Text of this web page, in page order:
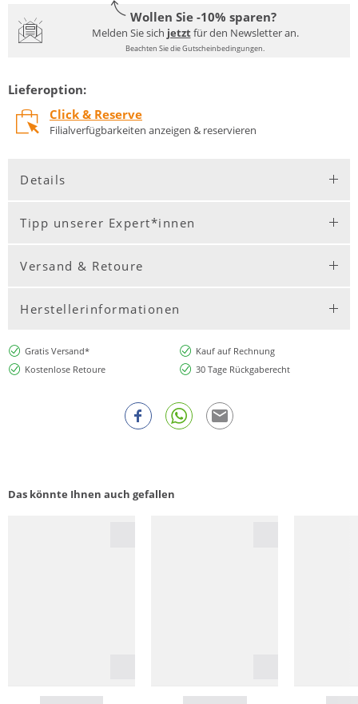
Wollen Sie -10% sparen?
Melden Sie sich jetztfür den Newsletter an.
Beachten Sie die Gutscheinbedingungen.
Lieferoption:
Click & Reserve
Filialverfügbarkeiten anzeigen & reservieren
Details
Tipp unserer Expert*innen
Versand & Retoure
Herstellerinformationen
Gratis Versand*
Kauf auf Rechnung
Kostenlose Retoure
30 Tage Rückgaberecht
Das könnte Ihnen auch gefallen